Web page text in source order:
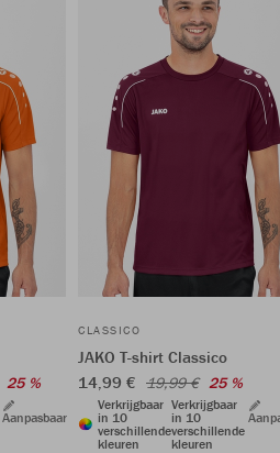
25 %
Aanpasbaar
CLASSICO
JAKO T-shirt Classico
14,99 € 19,99 € 25 %
Verkrijgbaar
in 10
verschillende
kleuren
Verkrijgbaar
in 10
verschillende
kleuren